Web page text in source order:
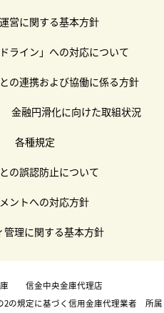
営に関する基本方針
ライン」への対応について
の連携および協働に係る方針
金融円滑化に向けた取組状況
各種規定
の誤認防止について
ントへの対応方針
管理に関する基本方針
庫 信金中央金庫代理店
規定に基づく信用金庫代理業者 所属